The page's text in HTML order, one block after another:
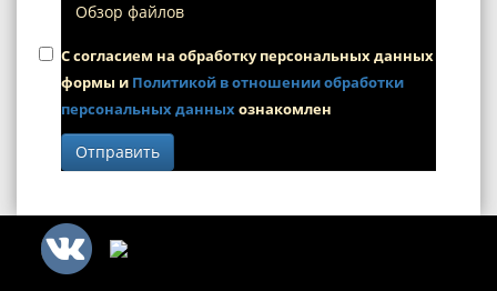
Обзор файлов
С согласием на обработку персональных данных
формы и Политикой в отношении обработки
персональных данныхознакомлен
Отправить